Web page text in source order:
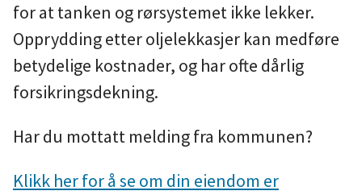
for at tanken og rørsystemet ikke lekker.
Opprydding etter oljelekkasjer kan medføre
betydelige kostnader, og har ofte dårlig
forsikringsdekning.
Har du mottatt melding fra kommunen?
Klikk her for å se om din eiendom er